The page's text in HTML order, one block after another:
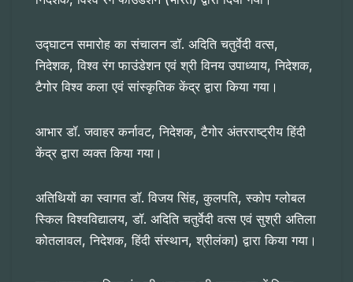
उद्घाटन समारोह का संचालन डॉ. अदिति चतुर्वेदी वत्स,
निदेशक, विश्व रंग फाउंडेशन एवं श्री विनय उपाध्याय, निदेशक,
टैगोर विश्व कला एवं सांस्कृतिक केंद्र द्वारा किया गया।
आभार डॉ. जवाहर कर्नावट, निदेशक, टैगोर अंतरराष्ट्रीय हिंदी
केंद्र द्वारा व्यक्त किया गया।
अतिथियों का स्वागत डॉ. विजय सिंह, कुलपति, स्कोप ग्लोबल
स्किल विश्वविद्यालय, डॉ. अदिति चतुर्वेदी वत्स एवं सुश्री अतिला
कोतलावल, निदेशक, हिंदी संस्थान, श्रीलंका) द्वारा किया गया।